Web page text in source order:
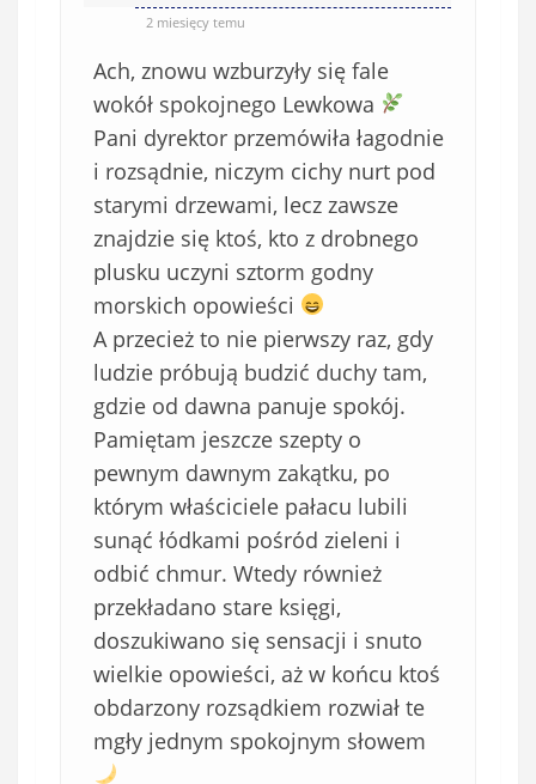
2 miesięcy temu
Ach, znowu wzburzyły się fale
wokół spokojnego Lewkowa
Pani dyrektor przemówiła łagodnie
i rozsądnie, niczym cichy nurt pod
starymi drzewami, lecz zawsze
znajdzie się ktoś, kto z drobnego
plusku uczyni sztorm godny
morskich opowieści
A przecież to nie pierwszy raz, gdy
ludzie próbują budzić duchy tam,
gdzie od dawna panuje spokój.
Pamiętam jeszcze szepty o
pewnym dawnym zakątku, po
którym właściciele pałacu lubili
sunąć łódkami pośród zieleni i
odbić chmur. Wtedy również
przekładano stare księgi,
doszukiwano się sensacji i snuto
wielkie opowieści, aż w końcu ktoś
obdarzony rozsądkiem rozwiał te
mgły jednym spokojnym słowem